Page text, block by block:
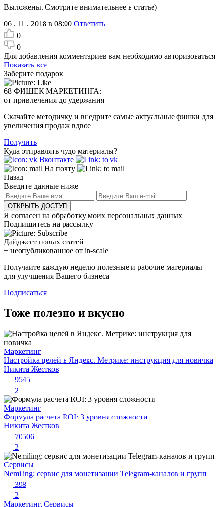
Выложены. Смотрите внимательнее в статье)
06 . 11 . 2018 в 08:00 Ответить
0
0
Для добавления комментариев вам необходимо авторизоваться
Показать все
Заберите подарок
68 ФИШЕК МАРКЕТИНГА:
от привлечения до удержания
Скачайте методичку и внедрите самые актуальные фишки для
увеличения продаж вдвое
Получить
Куда отправлять чудо материалы?
Вконтакте
На почту
Назад
Введите данные ниже
ОТКРЫТЬ ДОСТУП
Я согласен на обработку моих персональных данных
Подпишитесь на рассылку
Дайджест новых статей
+ неопубликованное от in-scale
Получайте каждую неделю полезные и рабочие материалы
для улучшения Вашего бизнеса
Подписаться
Тоже полезно и вкусно
Маркетинг
Настройка целей в Яндекс. Метрике: инструкция для новичка
Никита Жестков
9545
2
Маркетинг
Формула расчета ROI: 3 уровня сложности
Никита Жестков
70506
2
Сервисы
Nemiling: сервис для монетизации Telegram-каналов и групп
398
2
Маркетинг, Сервисы